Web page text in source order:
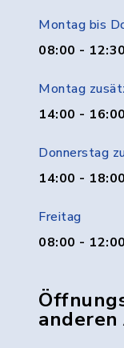
Montag bis
08:00 -
Montag
14:00 -
Donnerstag
14:00 -
Freitag
08:00 -